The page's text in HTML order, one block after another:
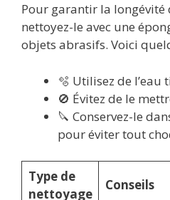
Pour garantir la longévité
nettoyez-le avec une
objets abrasifs. Voici
🫧 Utilisez de l’eau
🚫 Évitez de le
🔪 Conservez-le
pour éviter tout
Type de
nettoyage
Conseils